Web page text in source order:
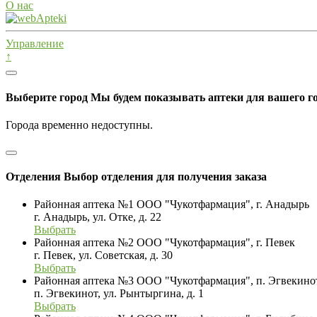
О нас
Управление
↑
Выберите город Мы будем показывать аптеки для вашего
Города временно недоступны.
Отделения Выбор отделения для получения заказа
Районная аптека №1 ООО "Чукотфармация", г. Анадырь
г. Анадырь, ул. Отке, д. 22
Выбрать
Районная аптека №2 ООО "Чукотфармация", г. Певек
г. Певек, ул. Советская, д. 30
Выбрать
Районная аптека №3 ООО "Чукотфармация", п.
п. Эгвекинот, ул. Рынтыргина, д. 1
Выбрать